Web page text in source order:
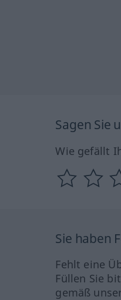
Sagen Sie
Wie gefällt
Sie haben
Fehlt eine
Füllen Sie
gemäß